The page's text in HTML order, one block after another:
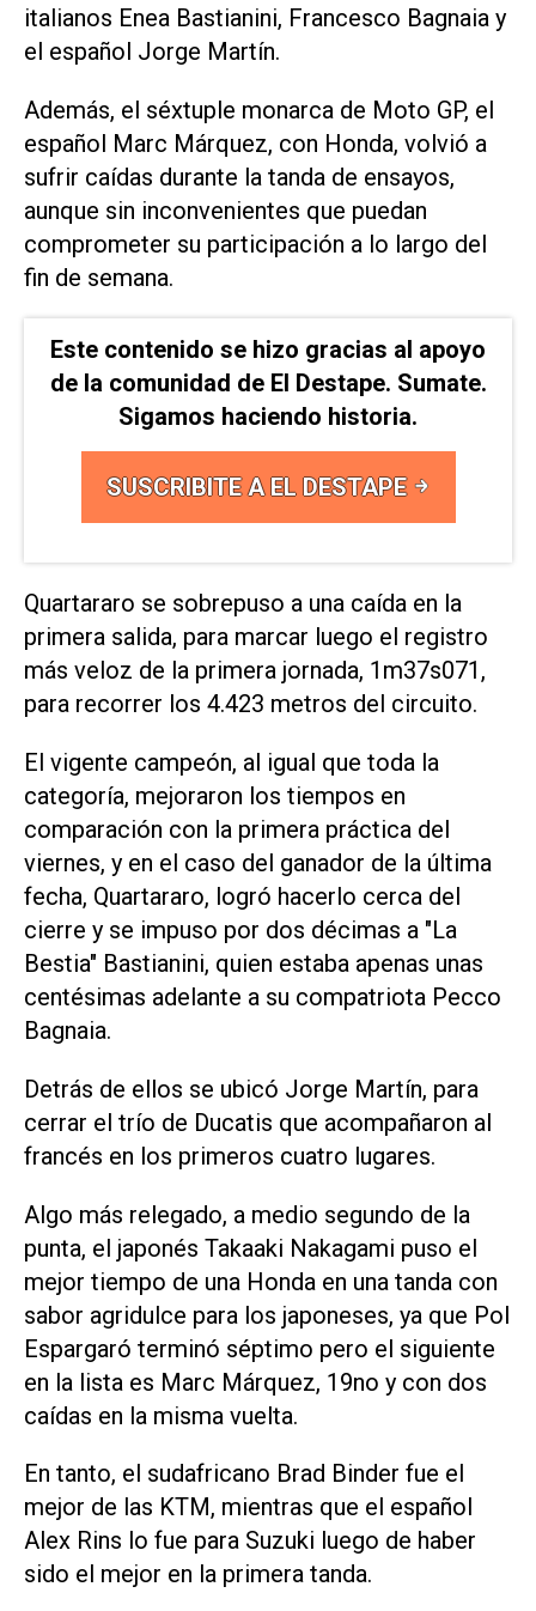
italianos Enea Bastianini, Francesco Bagnaia y
el español Jorge Martín.
Además, el séxtuple monarca de Moto GP, el
español Marc Márquez, con Honda, volvió a
sufrir caídas durante la tanda de ensayos,
aunque sin inconvenientes que puedan
comprometer su participación a lo largo del
fin de semana.
Este contenido se hizo gracias al apoyo
de la comunidad de El Destape. Sumate.
Sigamos haciendo historia.
SUSCRIBITE A EL DESTAPE
Quartararo se sobrepuso a una caída en la
primera salida, para marcar luego el registro
más veloz de la primera jornada, 1m37s071,
para recorrer los 4.423 metros del circuito.
El vigente campeón, al igual que toda la
categoría, mejoraron los tiempos en
comparación con la primera práctica del
viernes, y en el caso del ganador de la última
fecha, Quartararo, logró hacerlo cerca del
cierre y se impuso por dos décimas a "La
Bestia" Bastianini, quien estaba apenas unas
centésimas adelante a su compatriota Pecco
Bagnaia.
Detrás de ellos se ubicó Jorge Martín, para
cerrar el trío de Ducatis que acompañaron al
francés en los primeros cuatro lugares.
Algo más relegado, a medio segundo de la
punta, el japonés Takaaki Nakagami puso el
mejor tiempo de una Honda en una tanda con
sabor agridulce para los japoneses, ya que Pol
Espargaró terminó séptimo pero el siguiente
en la lista es Marc Márquez, 19no y con dos
caídas en la misma vuelta.
En tanto, el sudafricano Brad Binder fue el
mejor de las KTM, mientras que el español
Alex Rins lo fue para Suzuki luego de haber
sido el mejor en la primera tanda.